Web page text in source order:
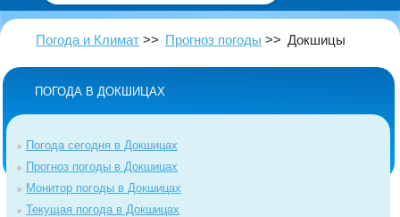
Погода и Климат Прогноз погоды Докшицы
ПОГОДА В ДОКШИЦАХ
Погода сегодня в Докшицах
Прогноз погоды в Докшицах
Монитор погоды в Докшицах
Текущая погода в Докшицах